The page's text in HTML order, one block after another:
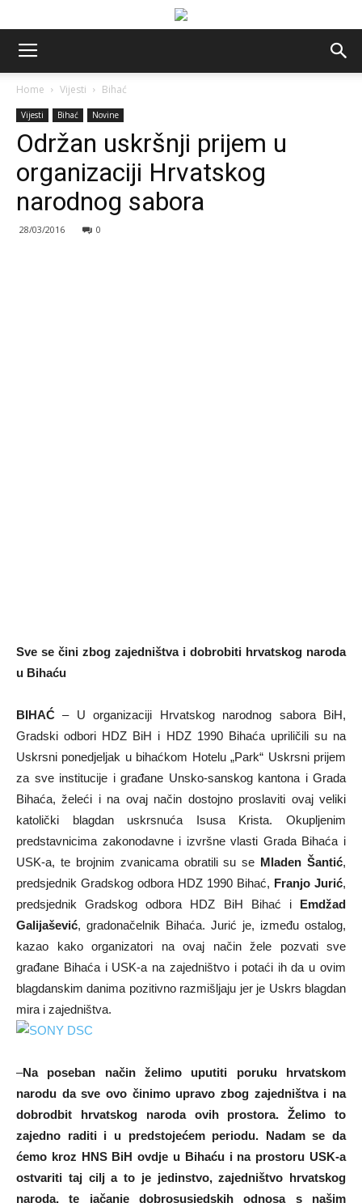
Home Vijesti Bihać
Vijesti Bihać Novine
Održan uskršnji prijem u
organizaciji Hrvatskog
narodnog sabora
28/03/2016 0
Sve se čini zbog zajedništva i dobrobiti hrvatskog naroda
u Bihaću
BIHAĆ – U organizaciji Hrvatskog narodnog sabora BiH,
Gradski odbori HDZ BiH i HDZ 1990 Bihaća upriličili su na
Uskrsni ponedjeljak u bihaćkom Hotelu „Park“ Uskrsni prijem
za sve institucije i građane Unsko-sanskog kantona i Grada
Bihaća, želeći i na ovaj način dostojno proslaviti ovaj veliki
katolički blagdan uskrsnuća Isusa Krista. Okupljenim
predstavnicima zakonodavne i izvršne vlasti Grada Bihaća i
USK-a, te brojnim zvanicama obratili su se Mladen Šantić,
predsjednik Gradskog odbora HDZ 1990 Bihać, Franjo Jurić,
predsjednik Gradskog odbora HDZ BiH Bihać i Emdžad
Galijašević, gradonačelnik Bihaća. Jurić je, između ostalog,
kazao kako organizatori na ovaj način žele pozvati sve
građane Bihaća i USK-a na zajedništvo i potaći ih da u ovim
blagdanskim danima pozitivno razmišljaju jer je Uskrs blagdan
mira i zajedništva.
–Na poseban način želimo uputiti poruku hrvatskom
narodu da sve ovo činimo upravo zbog zajedništva i na
dobrodbit hrvatskog naroda ovih prostora. Želimo to
zajedno raditi i u predstojećem periodu. Nadam se da
ćemo kroz HNS BiH ovdje u Bihaću i na prostoru USK-a
ostvariti taj cilj a to je jedinstvo, zajedništvo hrvatskog
naroda, te jačanje dobrosusjedskih odnosa s našim